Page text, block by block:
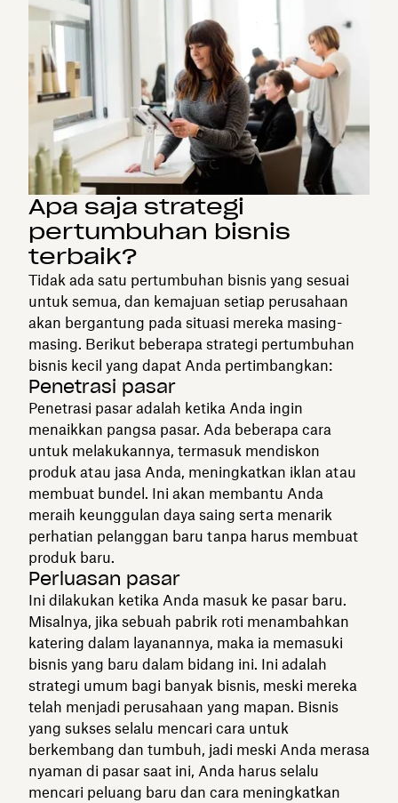
Apa saja strategi
pertumbuhan bisnis
terbaik?
Tidak ada satu pertumbuhan bisnis yang sesuai
untuk semua, dan kemajuan setiap perusahaan
akan bergantung pada situasi mereka masing-
masing. Berikut beberapa strategi pertumbuhan
bisnis kecil yang dapat Anda pertimbangkan:
Penetrasi pasar
Penetrasi pasar adalah ketika Anda ingin
menaikkan pangsa pasar. Ada beberapa cara
untuk melakukannya, termasuk mendiskon
produk atau jasa Anda, meningkatkan iklan atau
membuat bundel. Ini akan membantu Anda
meraih keunggulan daya saing serta menarik
perhatian pelanggan baru tanpa harus membuat
produk baru.
Perluasan pasar
Ini dilakukan ketika Anda masuk ke pasar baru.
Misalnya, jika sebuah pabrik roti menambahkan
katering dalam layanannya, maka ia memasuki
bisnis yang baru dalam bidang ini. Ini adalah
strategi umum bagi banyak bisnis, meski mereka
telah menjadi perusahaan yang mapan. Bisnis
yang sukses selalu mencari cara untuk
berkembang dan tumbuh, jadi meski Anda merasa
nyaman di pasar saat ini, Anda harus selalu
mencari peluang baru dan cara meningkatkan